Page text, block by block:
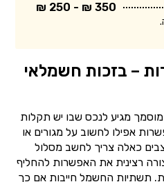
350 ₪ - 250 ₪
– בזכות חשמלאי
מוסמך מגיע לנכס שבו יש תקלות
אפילו לחשוב על מגורים או
כאלה צריך לחשב מסלול
רצינית את האפשרות להחליף
תשתיות החשמל חייבות אם כך